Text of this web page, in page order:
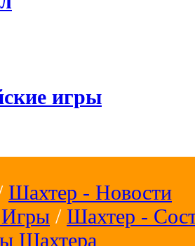
игры
Шахтер - Новости
/ Шахтер -
Шахтера